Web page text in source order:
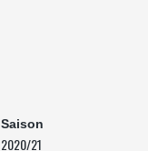
Saison
2020/21